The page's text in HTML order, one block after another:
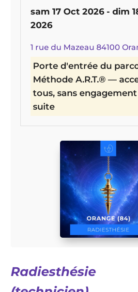
sam 17 Oct 2026 -dim
2026
1 rue du Mazeau 84100
Porte d'entrée du
Méthode A.R.T.® —
tous, sans
suite
Radiesthésie